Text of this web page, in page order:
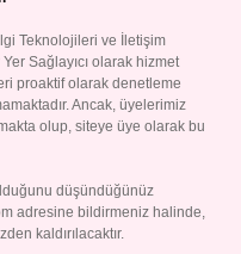
Teknolojileri ve İletişim
Sağlayıcı olarak hizmet
proaktif olarak denetleme
Ancak, üyelerimiz
olup, siteye üye olarak bu
düşündüğünüz
adresine bildirmeniz halinde,
kaldırılacaktır.